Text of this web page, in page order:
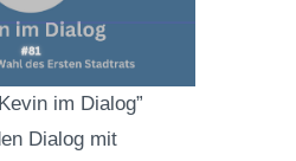
im Dialog”
Dialog mit